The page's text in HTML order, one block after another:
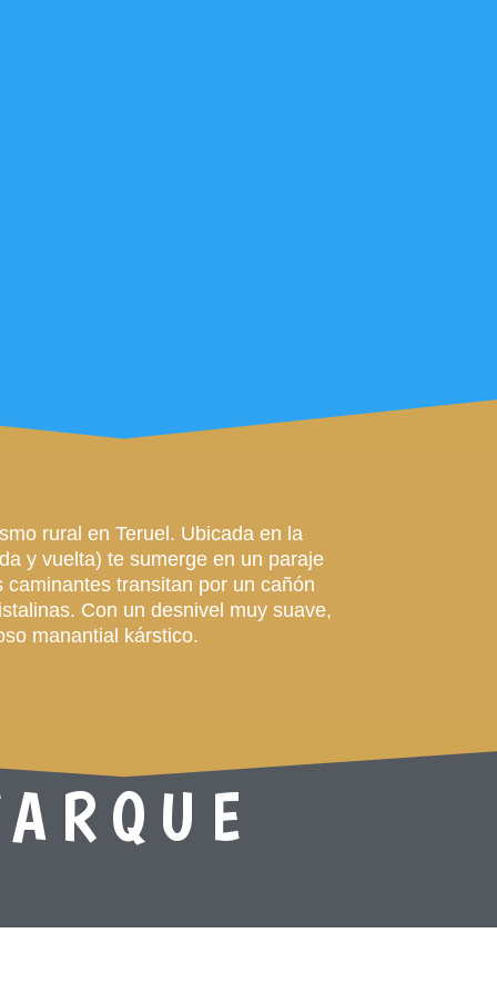
rural en Teruel. Ubicada en la
y vuelta) te sumerge en un paraje
transitan por un cañón
Con un desnivel muy suave,
manantial kárstico.